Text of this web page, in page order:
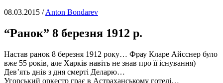
08.03.2015 /Anton Bondarev
“Ранок” 8 березня 1912 р.
Настав ранок 8 березня 1912 року… Фрау Кларе Айсснер було
вже 55 років, але Харків навіть не знав про її існування)
Дев’ять днів з дня смерті Деларю…
Угорський оркестр грає в Астраханському готелі…